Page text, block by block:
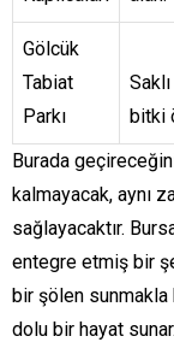
Gölcük
Tabiat
Parkı
bitki
Burada
kalmayacak, aynı
sağlayacaktır.
entegre etmiş bir
bir şölen
dolu bir hayat sunar.